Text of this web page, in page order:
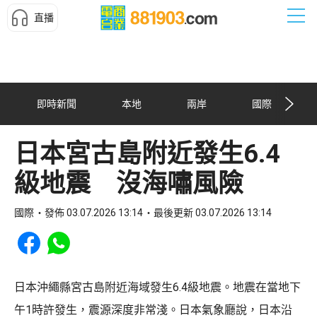
直播
即時新聞 本地 兩岸 國際
日本宮古島附近發生6.4
級地震 沒海嘯風險
國際 發佈 03.07.2026 13:14 最後更新 03.07.2026 13:14
Share to Facebook
Share to WhatsApp
日本沖繩縣宮古島附近海域發生6.4級地震。地震在當地下
午1時許發生，震源深度非常淺。日本氣象廳說，日本沿